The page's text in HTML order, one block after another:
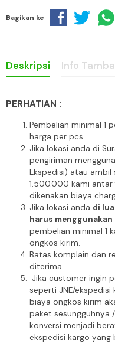
Bagikan ke
Deskripsi Info
PERHATIAN :
Pembelian minimal 1
harga per pcs
Jika lokasi anda di
pengiriman
Ekspedisi) atau ambil
1.500.000 kami antar
dikenakan biaya
Jika lokasi anda di
harus menggunakan
pembelian minimal 1
ongkos kirim.
Batas komplain dan
diterima.
Jika customer ingin
seperti JNE/
biaya ongkos kirim
paket sesungguhnya
konversi menjadi
ekspedisi kargo yang